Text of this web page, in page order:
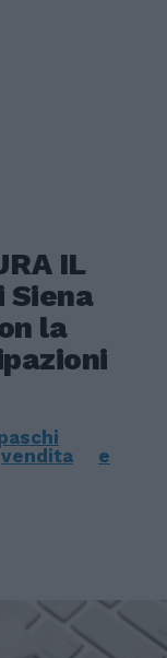
IL
Siena
la
vendita
e